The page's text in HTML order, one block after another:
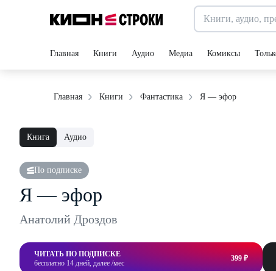
Главная Книги Аудио Медиа Комиксы
Главная Книги Фантастика Я — эфор
Книга Аудио
По подписке
Я — эфор
Анатолий Дроздов
ЧИТАТЬ ПО ПОДПИСКЕ
бесплатно 14 дней, далее /мес
399 ₽